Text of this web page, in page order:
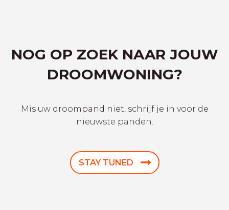
NOG OP ZOEK NAAR JOUW
DROOMWONING?
Mis uw droompand niet, schrijf je in voor de
nieuwste panden.
STAY TUNED